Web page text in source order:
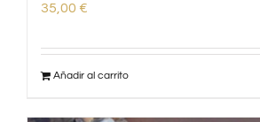
35,00 €
Añadir al carrito